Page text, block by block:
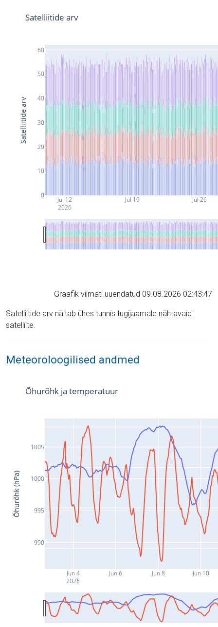
Jul 12
2026
Jul 19 Jul 26
0
10
20
30
40
50
60
Satelliitide arv
Satelliitide arv
Graafik viimati uuendatud 09.08.2026 02:43:47
Satelliitide arv näitab ühes tunnis tugijaamale nähtavaid
satelliite.
Meteoroloogilised andmed
Jun 4
2026
Jun 6 Jun 8 Jun 10
990
995
1000
1005
Õhurõhk ja temperatuur
Õhurõhk (hPa)